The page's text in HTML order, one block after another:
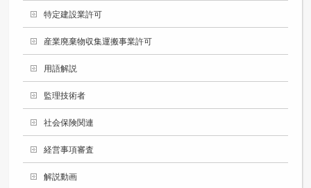
特定建設業許可
産業廃棄物収集運搬事業許可
用語解説
監理技術者
社会保険関連
経営事項審査
解説動画